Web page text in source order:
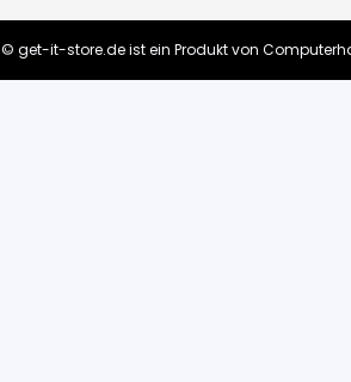
© get-it-store.de ist ein Produkt von